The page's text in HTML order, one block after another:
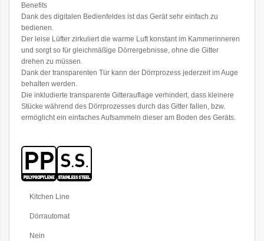
Benefits
Dank des digitalen Bedienfeldes ist das Gerät sehr einfach zu
bedienen.
Der leise Lüfter zirkuliert die warme Luft konstant im Kammerinneren
und sorgt so für gleichmäßige Dörrergebnisse, ohne die Gitter
drehen zu müssen.
Dank der transparenten Tür kann der Dörrprozess jederzeit im Auge
behalten werden.
Die inkludierte transparente Gitterauflage verhindert, dass kleinere
Stücke während des Dörrprozesses durch das Gitter fallen, bzw.
ermöglicht ein einfaches Aufsammeln dieser am Boden des Geräts.
Kitchen Line
Dörrautomat
Nein